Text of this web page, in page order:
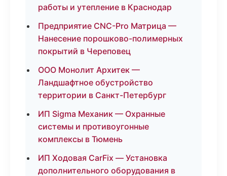
работы и утепление в Краснодар
Предприятие CNC-Pro Матрица —
Нанесение порошково-полимерных
покрытий в Череповец
ООО Монолит Архитек —
Ландшафтное обустройство
территории в Санкт-Петербург
ИП Sigma Механик — Охранные
системы и противоугонные
комплексы в Тюмень
ИП Ходовая CarFix — Установка
дополнительного оборудования в